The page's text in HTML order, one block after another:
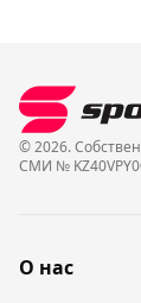
© 2026.
СМИ №
О нас